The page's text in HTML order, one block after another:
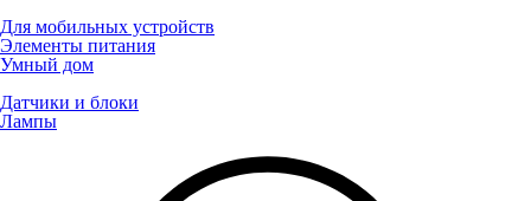
Для мобильных устройств
Элементы питания
Умный дом
Датчики и блоки
Лампы